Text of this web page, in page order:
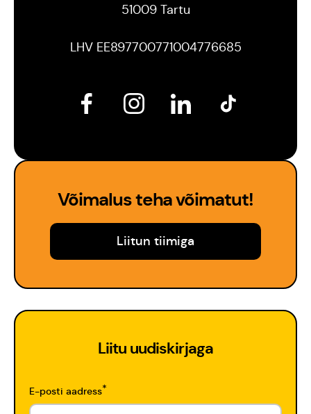
51009 Tartu
LHV EE897700771004776685
Võimalus teha võimatut!
Liitun tiimiga
Liitu uudiskirjaga
E-posti aadress*